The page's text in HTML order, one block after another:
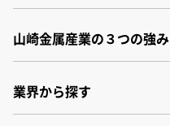
非鉄金属加工
アルミスラブ材
その他
群馬工場
福井工場
小松事業所
山崎金属産業の３つの強み
業界から探す